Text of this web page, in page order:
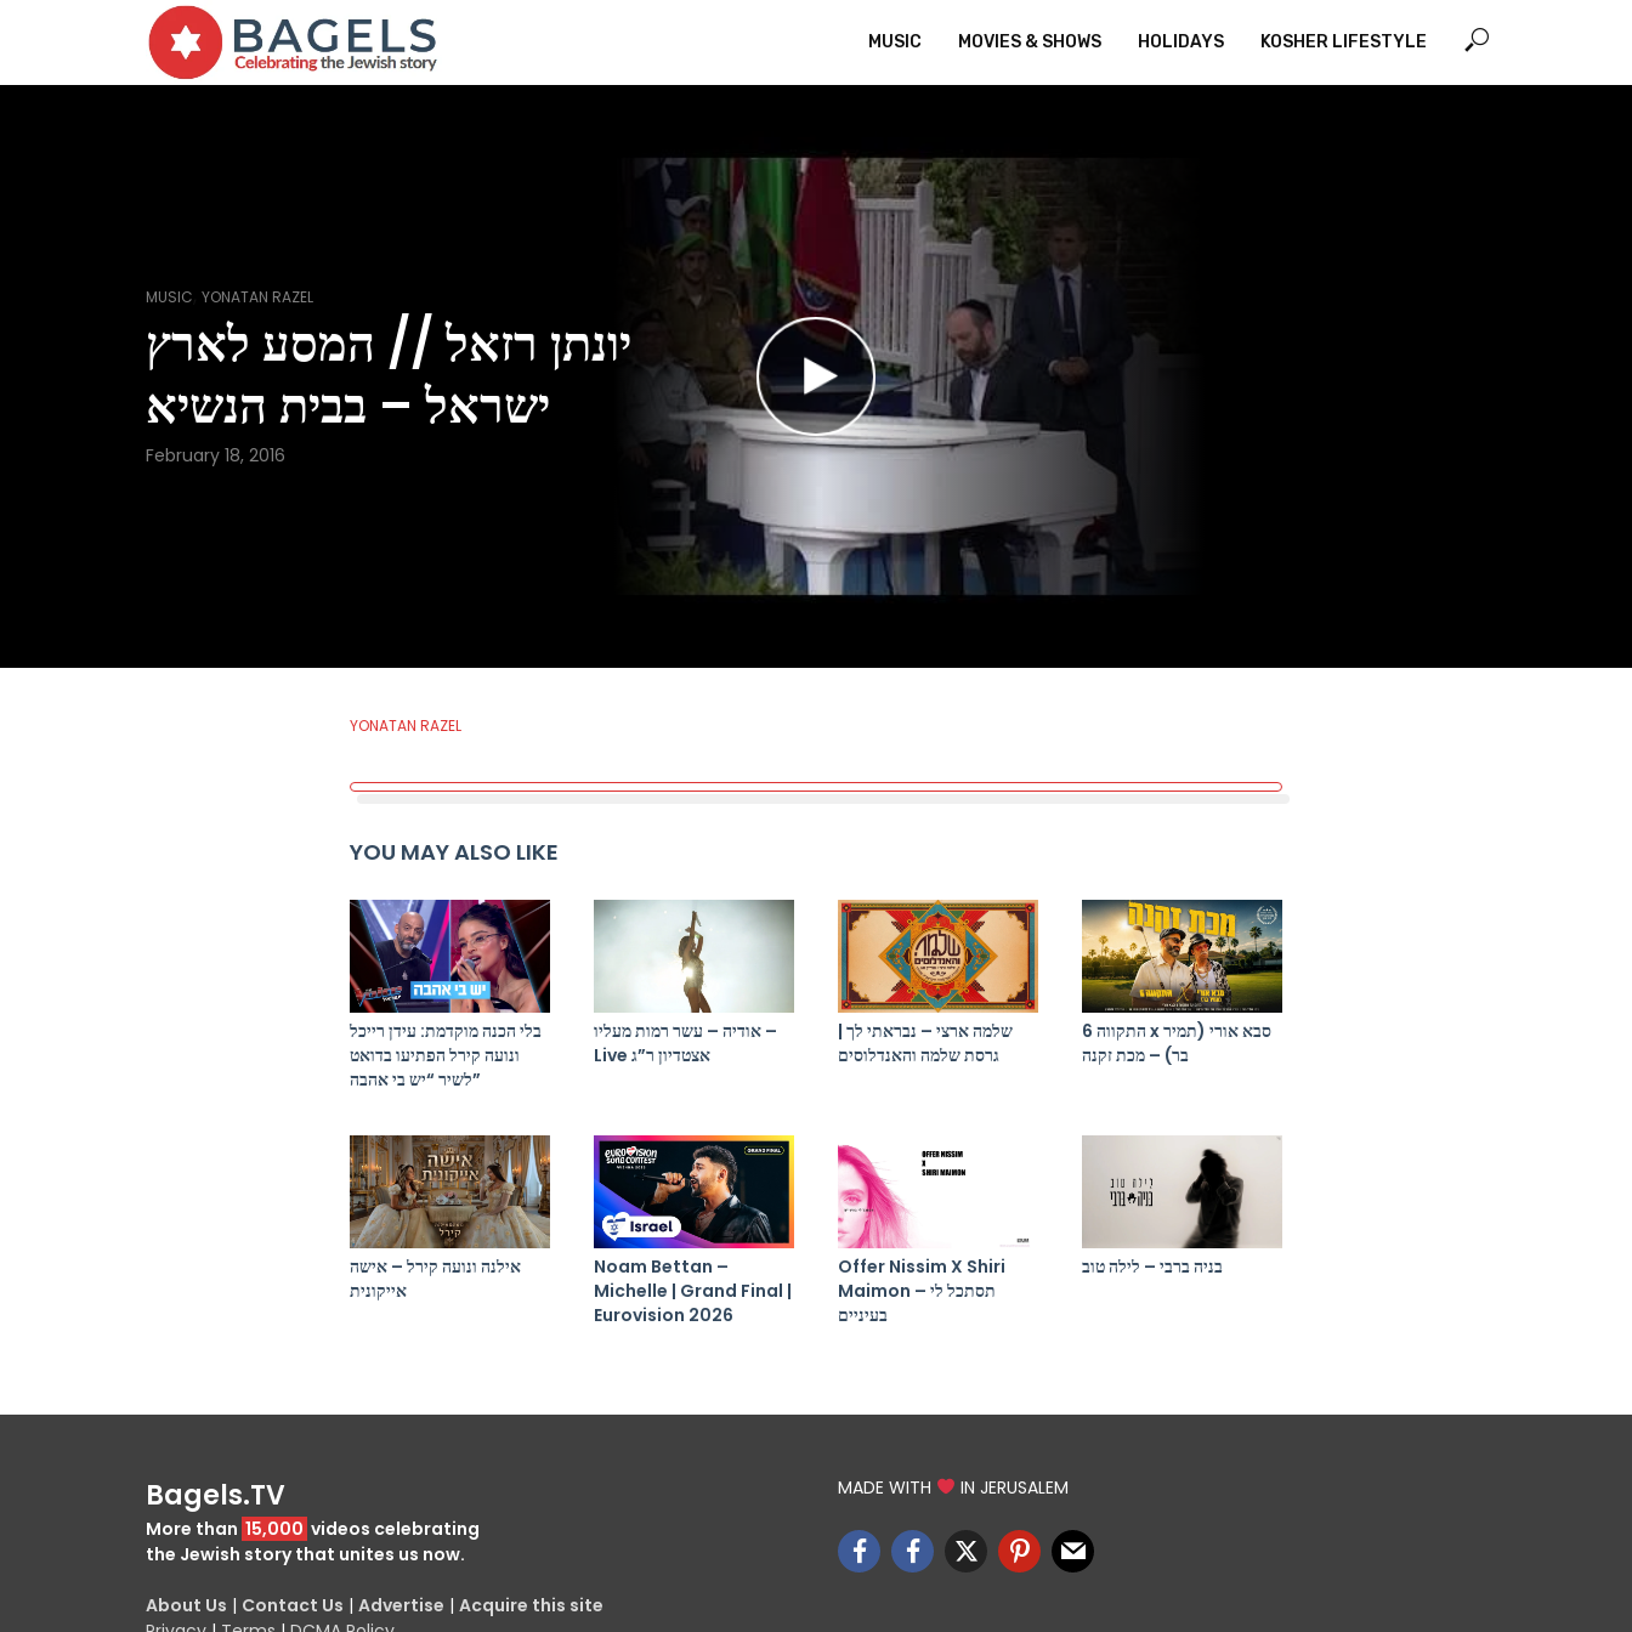
MUSIC MOVIES & SHOWS HOLIDAYS KOSHER LIFESTYLE
MUSIC YONATAN RAZEL
יונתן רזאל // המסע לארץ
ישראל – בבית הנשיא
February 18, 2016
YONATAN RAZEL
YOU MAY ALSO LIKE
בלי הכנה מוקדמת: עידן רייכל
ונועה קירל הפתיעו בדואט
לשיר “יש בי אהבה”
אודיה – עשר רמות מעליו –
Live אצטדיון ר”ג
שלמה ארצי – נבראתי לך |
גרסת שלמה והאנדלוסים
התקווה 6 x סבא אורי (תמיר
בר) – מכת זקנה
אילנה ונועה קירל – אישה
אייקונית
Noam Bettan –
Michelle | Grand Final |
Eurovision 2026
Offer Nissim X Shiri
Maimon – תסתכל לי
בעיניים
בניה ברבי – לילה טוב
Bagels.TV
More than 15,000 videos celebrating
the Jewish story that unites us now.
About Us | Contact Us | Advertise | Acquire this site
MADE WITH IN JERUSALEM